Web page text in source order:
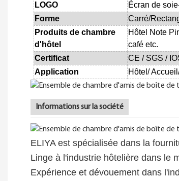
LOGO
Écran de
Forme
Carré/
Produits de chambre
d'hôtel
Hôtel Note
café etc.
Certificat
CE / SGS /
Application
Hôtel/
Informations sur la société
ELIYA est spécialisée dans la
Linge à l'industrie hôtelière dans le
Expérience et dévouement dans